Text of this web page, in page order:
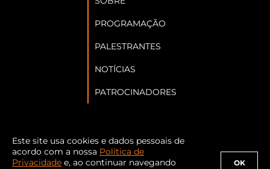
PROGRAMAÇÃO
PALESTRANTES
NOTÍCIAS
PATROCINADORES
Siga a Abraji nas redes sociais:
Este site usa cookies e dados pessoais de
acordo com a nossa Política de
Privacidade e, ao continuar navegando
OK